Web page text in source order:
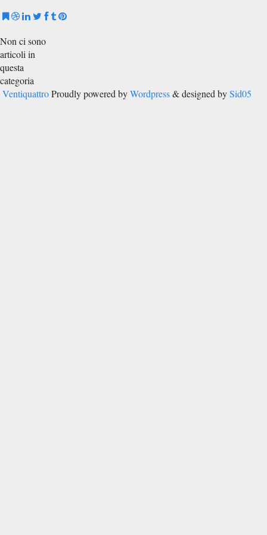
Non ci sono
articoli in
questa
categoria
Ventiquattro Proudly powered byWordpress& designed bySid05